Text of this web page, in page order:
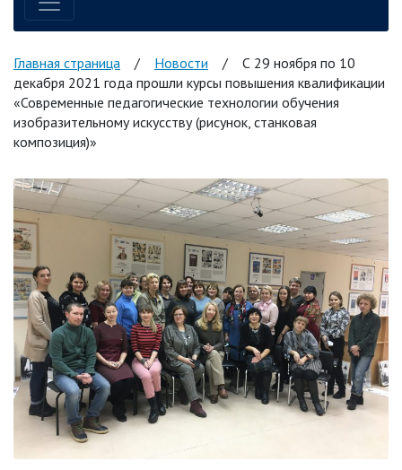
Навигация по сайту
Главная страница / Новости /
С 29 ноября по 10
декабря 2021 года прошли курсы повышения квалификации
«Современные педагогические технологии обучения
изобразительному искусству (рисунок, станковая
композиция)»